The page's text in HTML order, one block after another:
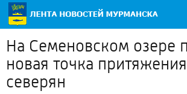
На Семеновском озере
новая точка
северян